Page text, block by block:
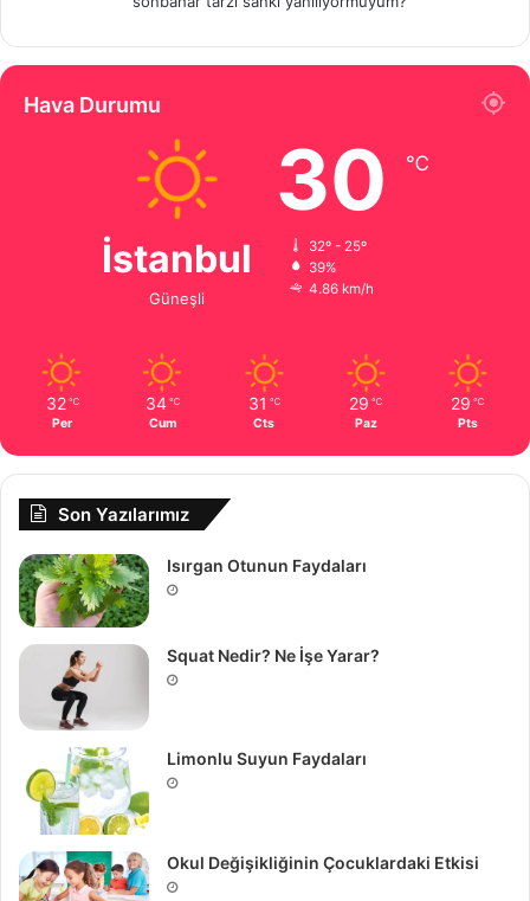
i
Hava Durumu
İstanbul
Güneşli
30 ℃
32º - 25º
39%
4.86 km/h
32 ℃
Per
34 ℃
Cum
31 ℃
Cts
29 ℃
Paz
29 ℃
Pts
Son Yazılarımız
Isırgan Otunun Faydaları
Squat Nedir? Ne İşe Yarar?
Limonlu Suyun Faydaları
Okul Değişikliğinin Çocuklardaki Etkisi